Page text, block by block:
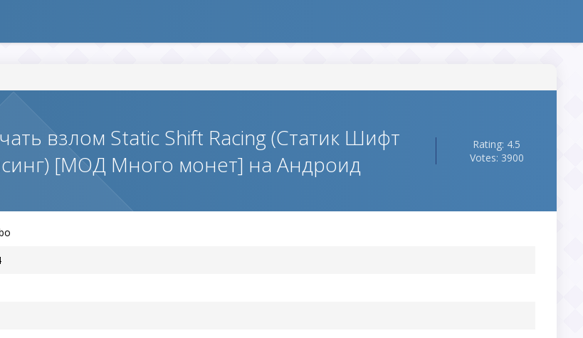
взлом Static Shift Racing (Статик Шифт
[МОД Много монет] на Андроид
Rating: 4.5
Votes: 3900